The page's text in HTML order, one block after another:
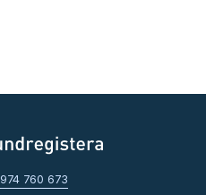
974 760 673